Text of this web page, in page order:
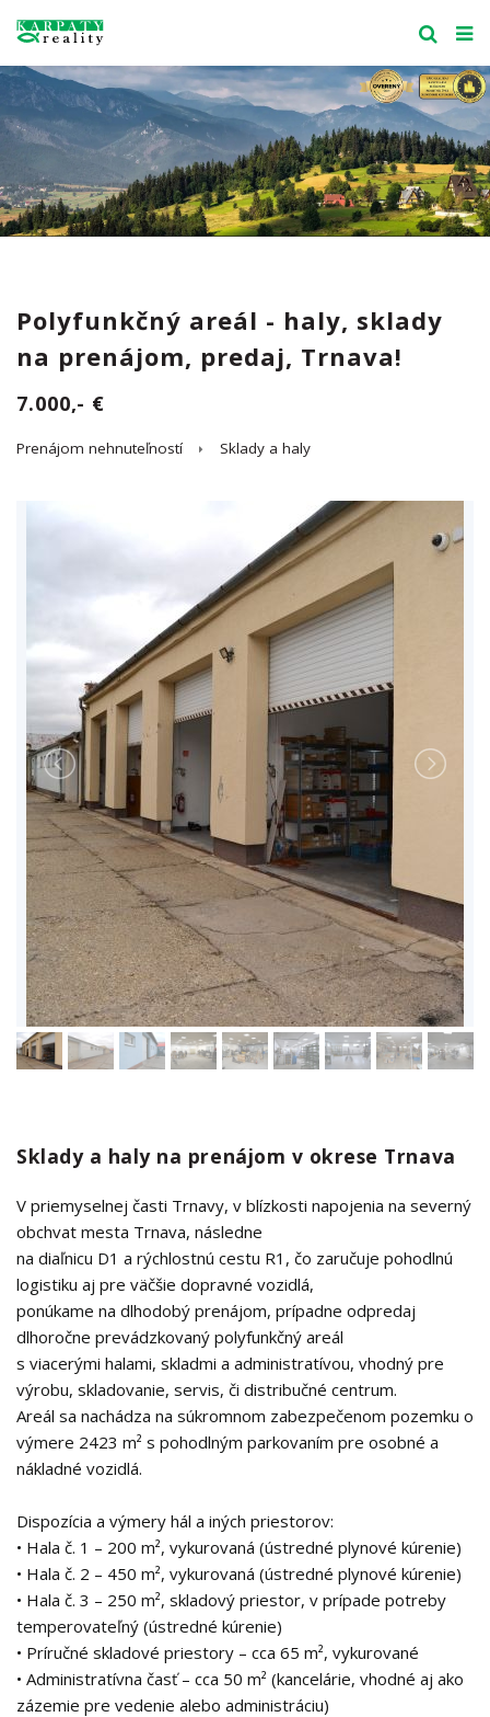
Polyfunkčný areál - haly, sklady
na prenájom, predaj, Trnava!
7.000,- €
Prenájom nehnuteľností Sklady a haly
Sklady a haly na prenájom v okrese Trnava
V priemyselnej časti Trnavy, v blízkosti napojenia na severný
obchvat mesta Trnava, následne
na diaľnicu D1 a rýchlostnú cestu R1, čo zaručuje pohodlnú
logistiku aj pre väčšie dopravné vozidlá,
ponúkame na dlhodobý prenájom, prípadne odpredaj
dlhoročne prevádzkovaný polyfunkčný areál
s viacerými halami, skladmi a administratívou, vhodný pre
výrobu, skladovanie, servis, či distribučné centrum.
Areál sa nachádza na súkromnom zabezpečenom pozemku o
výmere 2423 m² s pohodlným parkovaním pre osobné a
nákladné vozidlá.
Dispozícia a výmery hál a iných priestorov:
• Hala č. 1 – 200 m², vykurovaná (ústredné plynové kúrenie)
• Hala č. 2 – 450 m², vykurovaná (ústredné plynové kúrenie)
• Hala č. 3 – 250 m², skladový priestor, v prípade potreby
temperovateľný (ústredné kúrenie)
• Príručné skladové priestory – cca 65 m², vykurované
• Administratívna časť – cca 50 m² (kancelárie, vhodné aj ako
zázemie pre vedenie alebo administráciu)